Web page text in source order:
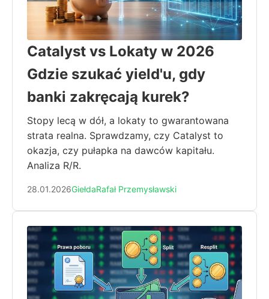
Catalyst vs Lokaty w 2026
Gdzie szukać yield'u, gdy
banki zakręcają kurek?
Stopy lecą w dół, a lokaty to gwarantowana
strata realna. Sprawdzamy, czy Catalyst to
okazja, czy pułapka na dawców kapitału.
Analiza R/R.
28.01.2026GiełdaRafał Przemysławski